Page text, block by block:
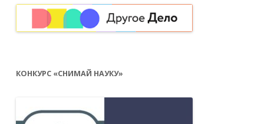
КОНКУРС «СНИМАЙ НАУКУ»